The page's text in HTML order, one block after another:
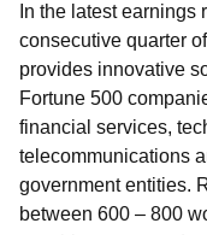
In the latest
consecutive quarter
provides innovative
Fortune 500
financial services,
telecommunications
government entities.
between 600 – 800